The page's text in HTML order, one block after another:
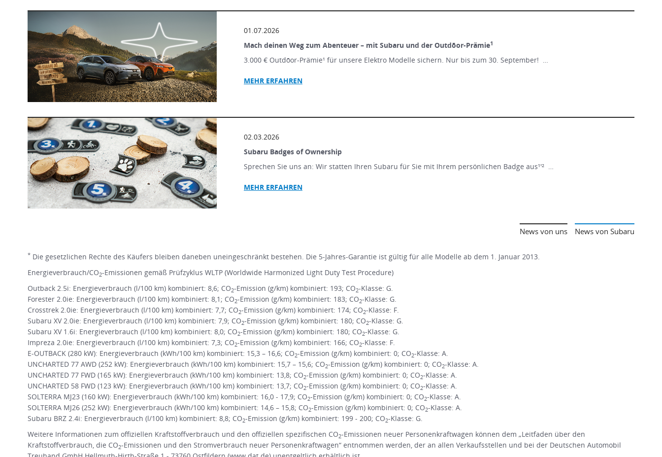
01.07.2026
Mach deinen Weg zum Abenteuer – mit Subaru und der Outdōor-Prämie1
3.000 € Outdōor-Prämie¹ für unsere Elektro Modelle sichern. Nur bis zum 30. September! …
MEHR ERFAHREN
02.03.2026
Subaru Badges of Ownership
Sprechen Sie uns an: Wir statten Ihren Subaru für Sie mit Ihrem persönlichen Badge aus¹'² …
MEHR ERFAHREN
News von Subaru
News von uns
* Die gesetzlichen Rechte des Käufers bleiben daneben uneingeschränkt bestehen. Die 5-Jahres-Garantie ist gültig für alle Modelle ab dem 1. Januar 2013.
Energieverbrauch/CO2-Emissionen gemäß Prüfzyklus WLTP (Worldwide Harmonized Light Duty Test Procedure)
Outback 2.5i: Energieverbrauch (l/100 km) kombiniert: 8,6; CO2-Emission (g/km) kombiniert: 193; CO2-Klasse: G.
Forester 2.0ie: Energieverbrauch (l/100 km) kombiniert: 8,1; CO2-Emission (g/km) kombiniert: 183; CO2-Klasse: G.
Crosstrek 2.0ie: Energieverbrauch (l/100 km) kombiniert: 7,7; CO2-Emission (g/km) kombiniert: 174; CO2-Klasse: F.
Subaru XV 2.0ie: Energieverbrauch (l/100 km) kombiniert: 7,9; CO2-Emission (g/km) kombiniert: 180; CO2-Klasse: G.
Subaru XV 1.6i: Energieverbrauch (l/100 km) kombiniert: 8,0; CO2-Emission (g/km) kombiniert: 180; CO2-Klasse: G.
Impreza 2.0ie: Energieverbrauch (l/100 km) kombiniert: 7,3; CO2-Emission (g/km) kombiniert: 166; CO2-Klasse: F.
E-OUTBACK (280 kW): Energieverbrauch (kWh/100 km) kombiniert: 15,3 – 16,6; CO2-Emission (g/km) kombiniert: 0; CO2-Klasse: A.
UNCHARTED 77 AWD (252 kW): Energieverbrauch (kWh/100 km) kombiniert: 15,7 – 15,6; CO2-Emission (g/km) kombiniert: 0; CO2-Klasse: A.
UNCHARTED 77 FWD (165 kW): Energieverbrauch (kWh/100 km) kombiniert: 13,8; CO2-Emission (g/km) kombiniert: 0; CO2-Klasse: A.
UNCHARTED 58 FWD (123 kW): Energieverbrauch (kWh/100 km) kombiniert: 13,7; CO2-Emission (g/km) kombiniert: 0; CO2-Klasse: A.
SOLTERRA MJ23 (160 kW): Energieverbrauch (kWh/100 km) kombiniert: 16,0 - 17,9; CO2-Emission (g/km) kombiniert: 0; CO2-Klasse: A.
SOLTERRA MJ26 (252 kW): Energieverbrauch (kWh/100 km) kombiniert: 14,6 – 15,8; CO2-Emission (g/km) kombiniert: 0; CO2-Klasse: A.
Subaru BRZ 2.4i: Energieverbrauch (l/100 km) kombiniert: 8,8; CO2-Emission (g/km) kombiniert: 199 - 200; CO2-Klasse: G.
Weitere Informationen zum offiziellen Kraftstoffverbrauch und den offiziellen spezifischen CO2-Emissionen neuer Personenkraftwagen können dem „Leitfaden über den
Kraftstoffverbrauch, die CO2-Emissionen und den Stromverbrauch neuer Personenkraftwagen“ entnommen werden, der an allen Verkaufsstellen und bei der Deutschen Automobil